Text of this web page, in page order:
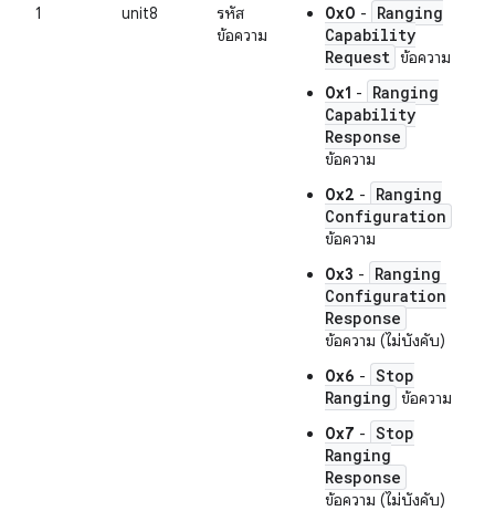
1 unit8
รหัส
ข้อความ
0x0 -
Ranging
Capability
Request ข้อความ
0x1 -
Ranging
Capability
Response
ข้อความ
0x2 -
Ranging
Configuration
ข้อความ
0x3 -
Ranging
Configuration
Response
ข้อความ (ไม่บังคับ)
0x6 - Stop
Ranging ข้อความ
0x7 - Stop
Ranging
Response
ข้อความ (ไม่บังคับ)